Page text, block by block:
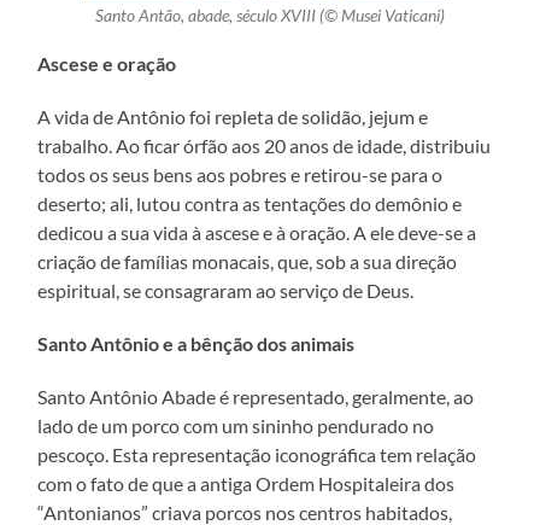
Santo Antão, abade, século XVIII (© Musei Vaticani)
Ascese e oração
A vida de Antônio foi repleta de solidão, jejum e
trabalho. Ao ficar órfão aos 20 anos de idade, distribuiu
todos os seus bens aos pobres e retirou-se para o
deserto; ali, lutou contra as tentações do demônio e
dedicou a sua vida à ascese e à oração. A ele deve-se a
criação de famílias monacais, que, sob a sua direção
espiritual, se consagraram ao serviço de Deus.
Santo Antônio e a bênção dos animais
Santo Antônio Abade é representado, geralmente, ao
lado de um porco com um sininho pendurado no
pescoço. Esta representação iconográfica tem relação
com o fato de que a antiga Ordem Hospitaleira dos
“Antonianos” criava porcos nos centros habitados,